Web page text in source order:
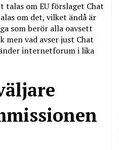
talas om EU förslaget Chat
om det, vilket ändå är
som berör alla oavsett
men vad avser just Chat
internetforum i lika